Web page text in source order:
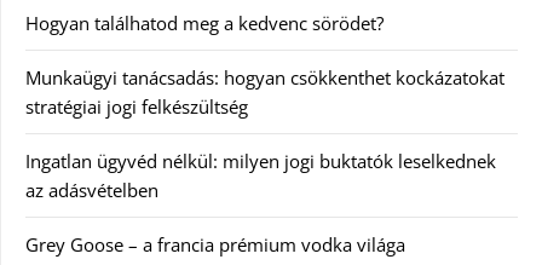
Hogyan találhatod meg a kedvenc sörödet?
Munkaügyi tanácsadás: hogyan csökkenthet kockázatokat
stratégiai jogi felkészültség
Ingatlan ügyvéd nélkül: milyen jogi buktatók leselkednek
az adásvételben
Grey Goose – a francia prémium vodka világa